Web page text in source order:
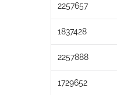
2257657
1837428
2257888
1729652